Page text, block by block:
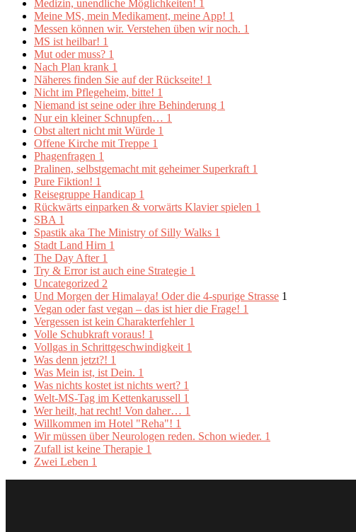
Medizin, unendliche Möglichkeiten! 1
Meine MS, mein Medikament, meine App! 1
Messen können wir. Verstehen üben wir noch. 1
MS ist heilbar! 1
Mut oder muss? 1
Nach Plan krank 1
Näheres finden Sie auf der Rückseite! 1
Nicht im Pflegeheim, bitte! 1
Niemand ist seine oder ihre Behinderung 1
Nur ein kleiner Schnupfen… 1
Obst altert nicht mit Würde 1
Offene Kirche mit Treppe 1
Phagenfragen 1
Pralinen, selbstgemacht mit geheimer Superkraft 1
Pure Fiktion! 1
Reisegruppe Handicap 1
Rückwärts einparken & vorwärts Klavier spielen 1
SBA 1
Spastik aka The Ministry of Silly Walks 1
Stadt Land Hirn 1
The Day After 1
Try & Error ist auch eine Strategie 1
Uncategorized 2
Und Morgen der Himalaya! Oder die 4-spurige Strasse 1
Vegan oder fast vegan – das ist hier die Frage! 1
Vergessen ist kein Charakterfehler 1
Volle Schubkraft voraus! 1
Vollgas in Schrittgeschwindigkeit 1
Was denn jetzt?! 1
Was Mein ist, ist Dein. 1
Was nichts kostet ist nichts wert? 1
Welt-MS-Tag im Kettenkarussell 1
Wer heilt, hat recht! Von daher… 1
Willkommen im Hotel "Reha"! 1
Wir müssen über Neurologen reden. Schon wieder. 1
Zufall ist keine Therapie 1
Zwei Leben 1